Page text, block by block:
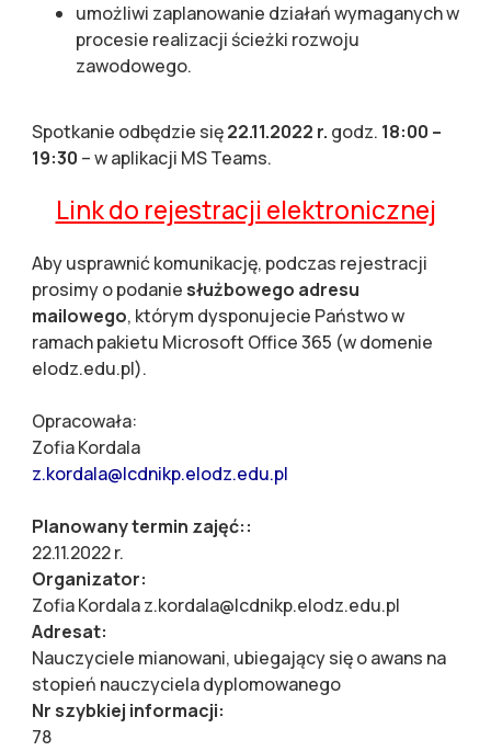
umożliwi zaplanowanie działań wymaganych w
procesie realizacji ścieżki rozwoju
zawodowego.
Spotkanie odbędzie się22.11.2022 r. godz. 18:00 –
19:30 – w aplikacji MS Teams.
Link do rejestracji elektronicznej
Aby usprawnić komunikację, podczas rejestracji
prosimy o podaniesłużbowego adresu
mailowego, którym dysponujecie Państwo w
ramach pakietu Microsoft Office 365 (w domenie
elodz.edu.pl).
Opracowała:
Zofia Kordala
z.kordala@lcdnikp.elodz.edu.pl
Planowany termin zajęć::
22.11.2022 r.
Organizator:
Zofia Kordala z.kordala@lcdnikp.elodz.edu.pl
Adresat:
Nauczyciele mianowani, ubiegający się o awans na
stopień nauczyciela dyplomowanego
Nr szybkiej informacji:
78